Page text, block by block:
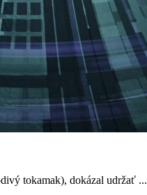
tokamak), dokázal udržať ...